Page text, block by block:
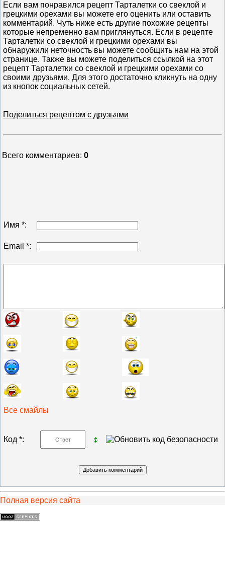
Если вам понравился рецепт Тарталетки со свеклой и
грецкими орехами вы можете его оценить или оставить
комментарий. Чуть ниже есть другие похожие рецепты
которые непременно вам приглянуться. Если в рецепте
Тарталетки со свеклой и грецкими орехами вы
обнаружили неточность вы можете сообщить нам на этой
странице. Также вы можете поделиться ссылкой на этот
рецепт Тарталетки со свеклой и грецкими орехами со
своими друзьями. Для этого достаточно кликнуть на одну
из кнопок социальных сетей.
Поделиться рецептом с друзьями
Всего комментариев: 0
Имя *:
Email *:
Все смайлы
Код *:
Полная версия сайта